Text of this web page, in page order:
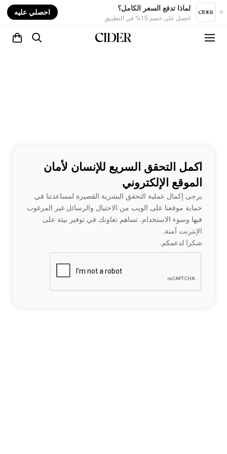
لماذا تدفع السعر الكامل؟
احصل على خصم 15% في التطبيق
احصلي عليه
اكمل التحقق السريع للإنسان لأمان
الموقع الإلكتروني
يرجى إكمال عملية التحقق البشرية القصيرة لمساعدتنا في
حماية موقعنا على الويب من الاحتيال والرسائل غير المرغوب
فيها وسوء الاستخدام. تساهم تعاونك في توفير بيئة على
الإنترنت آمنة.
شكرا لدعمكم.